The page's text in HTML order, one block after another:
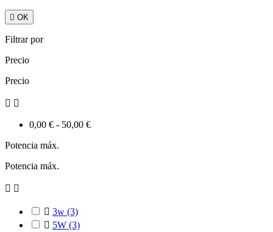
 OK
Filtrar por
Precio
Precio
 
0,00 € - 50,00 €
Potencia máx.
Potencia máx.
 
 3w (3)
 5W (3)